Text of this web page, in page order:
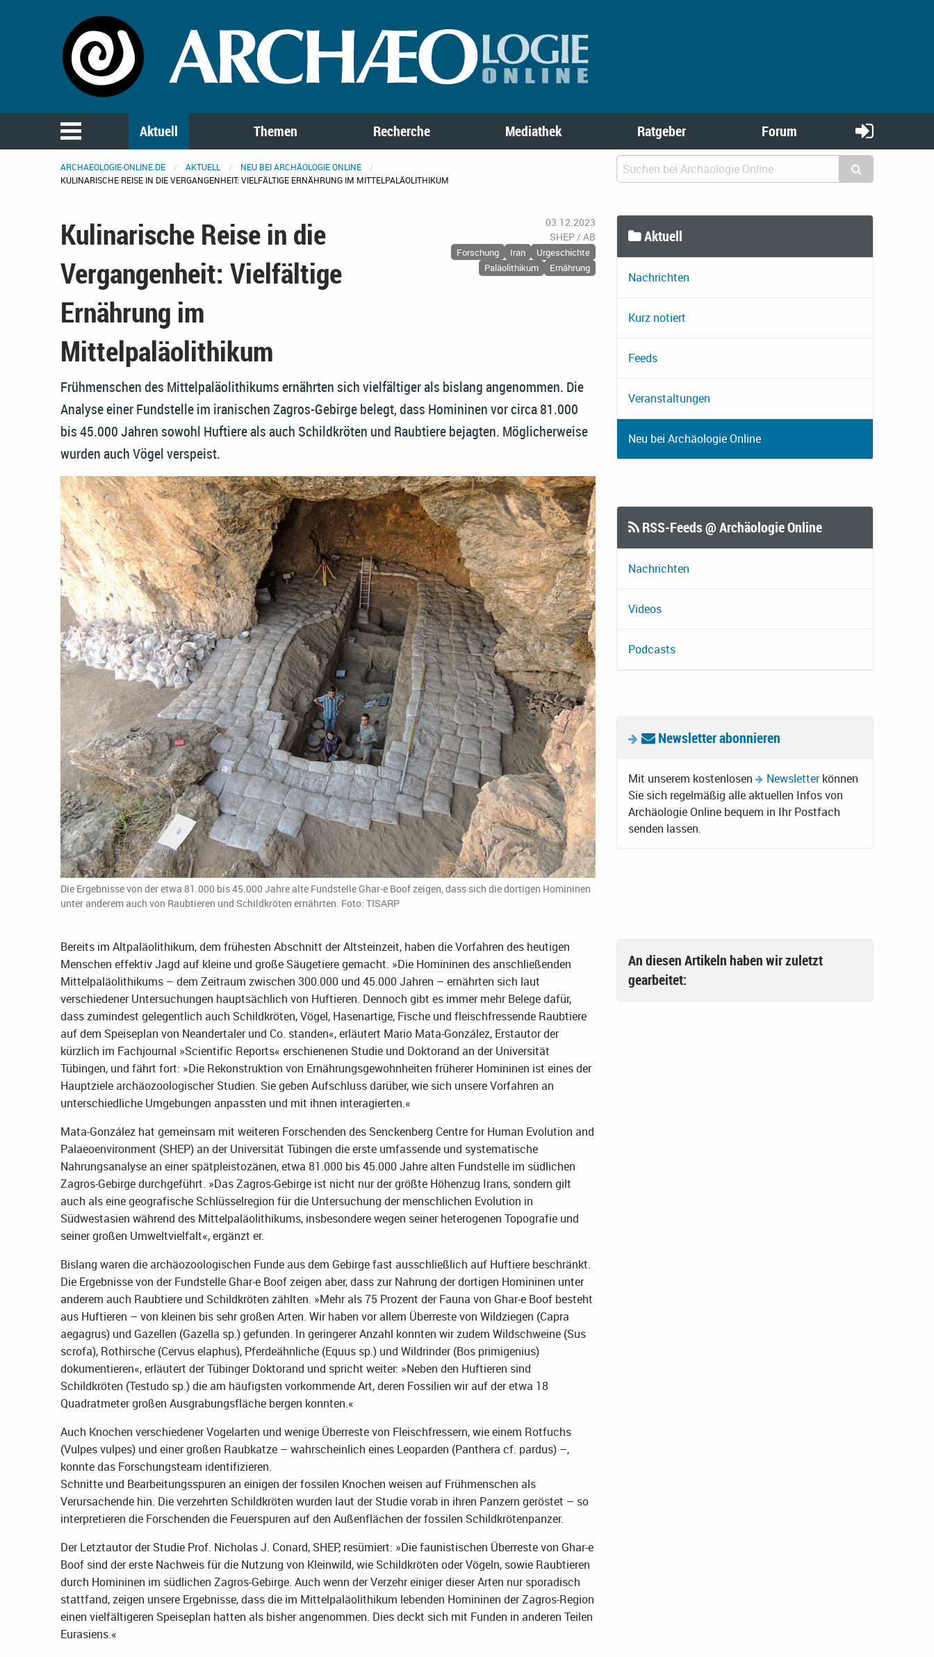
Aktuell Themen Recherche Mediathek Ratgeber Forum
ARCHAEOLOGIE-ONLINE.DE AKTUELL
NEU BEI ARCHÄOLOGIE ONLINE
KULINARISCHE REISE IN DIE VERGANGENHEIT: VIELFÄLTIGE ERNÄHRUNG IM MITTELPALÄOLITHIKUM
Kulinarische Reise in die
Vergangenheit: Vielfältige
Ernährung im
Mittelpaläolithikum
03.12.2023
SHEP / AB
Forschung Iran
Urgeschichte
Paläolithikum
Ernährung
Frühmenschen des Mittelpaläolithikums ernährten sich vielfältiger als bislang angenommen. Die
Analyse einer Fundstelle im iranischen Zagros-Gebirge belegt, dass Homininen vor circa 81.000
bis 45.000 Jahren sowohl Huftiere als auch Schildkröten und Raubtiere bejagten. Möglicherweise
wurden auch Vögel verspeist.
Die Ergebnisse von der etwa 81.000 bis 45.000 Jahre alte Fundstelle Ghar-e Boof zeigen, dass sich die dortigen Homininen
unter anderem auch von Raubtieren und Schildkröten ernährten. Foto: TISARP
Bereits im Altpaläolithikum, dem frühesten Abschnitt der Altsteinzeit, haben die Vorfahren des heutigen
Menschen effektiv Jagd auf kleine und große Säugetiere gemacht. »Die Homininen des anschließenden
Mittelpaläolithikums – dem Zeitraum zwischen 300.000 und 45.000 Jahren – ernährten sich laut
verschiedener Untersuchungen hauptsächlich von Huftieren. Dennoch gibt es immer mehr Belege dafür,
dass zumindest gelegentlich auch Schildkröten, Vögel, Hasenartige, Fische und fleischfressende Raubtiere
auf dem Speiseplan von Neandertaler und Co. standen«, erläutert Mario Mata-González, Erstautor der
kürzlich im Fachjournal »Scientific Reports« erschienenen Studie und Doktorand an der Universität
Tübingen, und fährt fort: »Die Rekonstruktion von Ernährungsgewohnheiten früherer Homininen ist eines der
Hauptziele archäozoologischer Studien. Sie geben Aufschluss darüber, wie sich unsere Vorfahren an
unterschiedliche Umgebungen anpassten und mit ihnen interagierten.«
Mata-González hat gemeinsam mit weiteren Forschenden des Senckenberg Centre for Human Evolution and
Palaeoenvironment (SHEP) an der Universität Tübingen die erste umfassende und systematische
Nahrungsanalyse an einer spätpleistozänen, etwa 81.000 bis 45.000 Jahre alten Fundstelle im südlichen
Zagros-Gebirge durchgeführt. »Das Zagros-Gebirge ist nicht nur der größte Höhenzug Irans, sondern gilt
auch als eine geografische Schlüsselregion für die Untersuchung der menschlichen Evolution in
Südwestasien während des Mittelpaläolithikums, insbesondere wegen seiner heterogenen Topografie und
seiner großen Umweltvielfalt«, ergänzt er.
Bislang waren die archäozoologischen Funde aus dem Gebirge fast ausschließlich auf Huftiere beschränkt.
Die Ergebnisse von der Fundstelle Ghar-e Boof zeigen aber, dass zur Nahrung der dortigen Homininen unter
anderem auch Raubtiere und Schildkröten zählten. »Mehr als 75 Prozent der Fauna von Ghar-e Boof besteht
aus Huftieren – von kleinen bis sehr großen Arten. Wir haben vor allem Überreste von Wildziegen (Capra
aegagrus) und Gazellen (Gazella sp.) gefunden. In geringerer Anzahl konnten wir zudem Wildschweine (Sus
scrofa), Rothirsche (Cervus elaphus), Pferdeähnliche (Equus sp.) und Wildrinder (Bos primigenius)
dokumentieren«, erläutert der Tübinger Doktorand und spricht weiter: »Neben den Huftieren sind
Schildkröten (Testudo sp.) die am häufigsten vorkommende Art, deren Fossilien wir auf der etwa 18
Quadratmeter großen Ausgrabungsfläche bergen konnten.«
Auch Knochen verschiedener Vogelarten und wenige Überreste von Fleischfressern, wie einem Rotfuchs
(Vulpes vulpes) und einer großen Raubkatze – wahrscheinlich eines Leoparden (Panthera cf. pardus) –,
konnte das Forschungsteam identifizieren.
Schnitte und Bearbeitungsspuren an einigen der fossilen Knochen weisen auf Frühmenschen als
Verursachende hin. Die verzehrten Schildkröten wurden laut der Studie vorab in ihren Panzern geröstet – so
interpretieren die Forschenden die Feuerspuren auf den Außenflächen der fossilen Schildkrötenpanzer.
Der Letztautor der Studie Prof. Nicholas J. Conard, SHEP, resümiert: »Die faunistischen Überreste von Ghar-e
Boof sind der erste Nachweis für die Nutzung von Kleinwild, wie Schildkröten oder Vögeln, sowie Raubtieren
durch Homininen im südlichen Zagros-Gebirge. Auch wenn der Verzehr einiger dieser Arten nur sporadisch
stattfand, zeigen unsere Ergebnisse, dass die im Mittelpaläolithikum lebenden Homininen der Zagros-Region
einen vielfältigeren Speiseplan hatten als bisher angenommen. Dies deckt sich mit Funden in anderen Teilen
Eurasiens.«
Aktuell
Nachrichten
Kurz notiert
Feeds
Veranstaltungen
Neu bei Archäologie Online
RSS-Feeds @ Archäologie Online
Nachrichten
Videos
Podcasts
Newsletter abonnieren
Mit unserem kostenlosen Newsletterkönnen
Sie sich regelmäßig alle aktuellen Infos von
Archäologie Online bequem in Ihr Postfach
senden lassen.
An diesen Artikeln haben wir zuletzt
gearbeitet: